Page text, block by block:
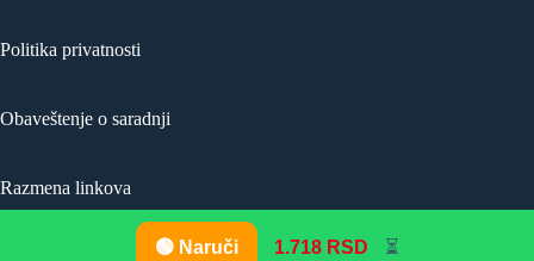
Politika privatnosti
Obaveštenje o saradnji
Razmena linkova
🟢 Naruči 1.718 RSD ⏳